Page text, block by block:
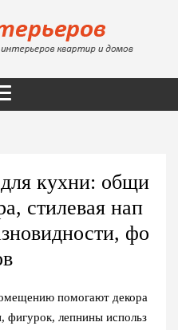
кухни: общи
стилевая нап
фо
помогают декора
фигурок, лепнины использ